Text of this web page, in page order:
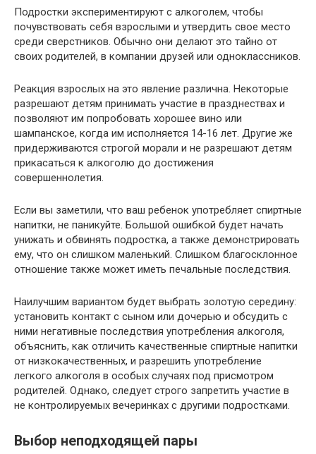
Подростки экспериментируют с алкоголем, чтобы
почувствовать себя взрослыми и утвердить свое место
среди сверстников. Обычно они делают это тайно от
своих родителей, в компании друзей или одноклассников.
Реакция взрослых на это явление различна. Некоторые
разрешают детям принимать участие в празднествах и
позволяют им попробовать хорошее вино или
шампанское, когда им исполняется 14-16 лет. Другие же
придерживаются строгой морали и не разрешают детям
прикасаться к алкоголю до достижения
совершеннолетия.
Если вы заметили, что ваш ребенок употребляет спиртные
напитки, не паникуйте. Большой ошибкой будет начать
унижать и обвинять подростка, а также демонстрировать
ему, что он слишком маленький. Слишком благосклонное
отношение также может иметь печальные последствия.
Наилучшим вариантом будет выбрать золотую середину:
установить контакт с сыном или дочерью и обсудить с
ними негативные последствия употребления алкоголя,
объяснить, как отличить качественные спиртные напитки
от низкокачественных, и разрешить употребление
легкого алкоголя в особых случаях под присмотром
родителей. Однако, следует строго запретить участие в
не контролируемых вечеринках с другими подростками.
Выбор неподходящей пары